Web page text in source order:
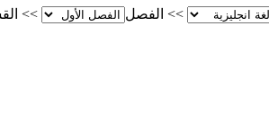
>> الفصل >>